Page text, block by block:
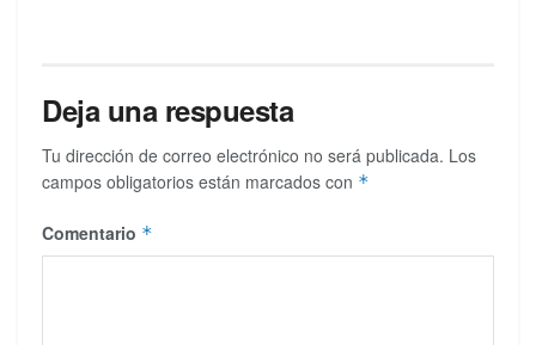
Deja una respuesta
Tu dirección de correo electrónico no será publicada. Los
campos obligatorios están marcados con *
Comentario *